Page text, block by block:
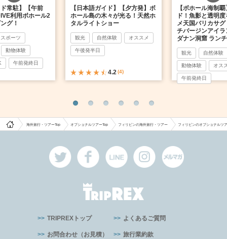
常駐】【午前
利用ボホール2
グ！
スポーツ
動物体験
午前発終日
【日本語ガイド】【夕方発】ボ
ホール島の木々が光る！天然ホ
タルライトショー
観光 自然体験 オススメ
午後発半日
4.2(4)
【ボホール海制
ド！魚影と透明
メ天国バリカサ
チバージンアイ
ダナン洞窟 ラン
観光 自然体験
動物体験 オス
午前発終日
海外旅行・ツアーTop オプショナルツアーTop フィリピンの海外旅行・ツアー フィリピンのオプショナルツ
TRIPREXトップ よくあるご質問
お問合わせ（お見積） 旅行業約款